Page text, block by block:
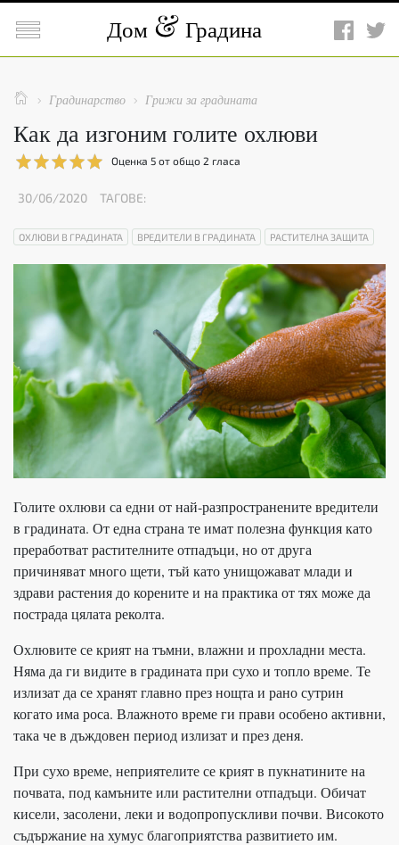
 Дом Градина
  Градинарство  Грижи за градината
Как да изгоним голите охлюви
Оценка 5 от общо 2 гласа
30/06/2020 ТАГОВЕ:
ОХЛЮВИ В ГРАДИНАТА ВРЕДИТЕЛИ В ГРАДИНАТА РАСТИТЕЛНА ЗАЩИТА
Голите охлюви са едни от най-разпространените вредители
в градината. От една страна те имат полезна функция като
преработват растителните отпадъци, но от друга
причиняват много щети, тъй като унищожават млади и
здрави растения до корените и на практика от тях може да
пострада цялата реколта.
Охлювите се крият на тъмни, влажни и прохладни места.
Няма да ги видите в градината при сухо и топло време. Те
излизат да се хранят главно през нощта и рано сутрин
когато има роса. Влажното време ги прави особено активни,
така че в дъждовен период излизат и през деня.
При сухо време, неприятелите се крият в пукнатините на
почвата, под камъните или растителни отпадъци. Обичат
кисели, засолени, леки и водопропускливи почви. Високото
съдържание на хумус благоприятства развитието им.